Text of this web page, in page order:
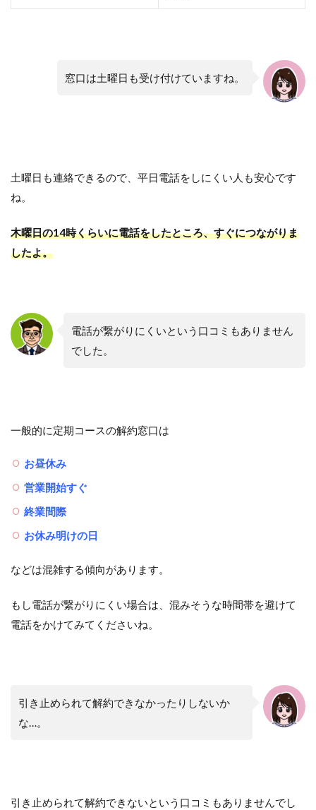
窓口は土曜日も受け付けていますね。
土曜日も連絡できるので、平日電話をしにくい人も安心です
ね。
木曜日の14時くらいに電話をしたところ、すぐにつながりま
したよ。
電話が繋がりにくいという口コミもありません
でした。
一般的に定期コースの解約窓口は
お昼休み
営業開始すぐ
終業間際
お休み明けの日
などは混雑する傾向があります。
もし電話が繋がりにくい場合は、混みそうな時間帯を避けて
電話をかけてみてくださいね。
引き止められて解約できなかったりしないか
な…。
引き止められて解約できないという口コミもありませんでし